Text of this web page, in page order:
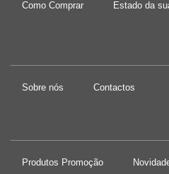
Como Comprar Estado da
Sobre nós Contactos
Produtos Promoção